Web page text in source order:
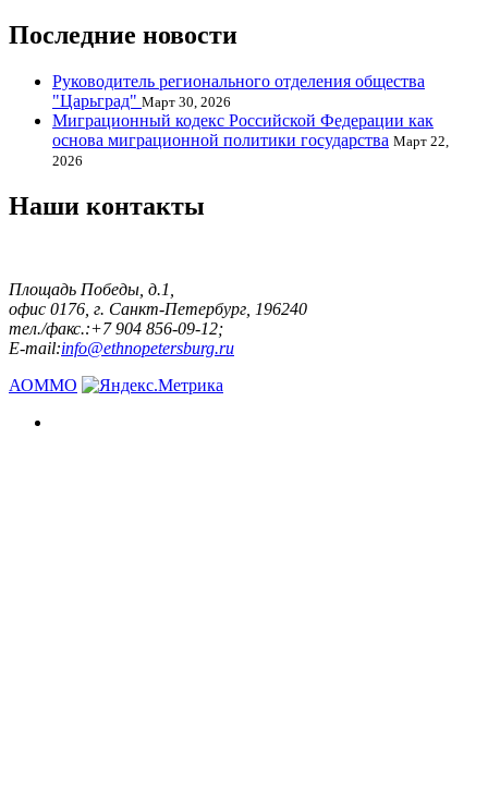
Последние новости
Руководитель регионального отделения общества
"Царьград" Март 30, 2026
Миграционный кодекс Российской Федерации как
основа миграционной политики государства Март 22,
2026
Наши контакты
Площадь Победы, д.1,
офис 0176, г. Санкт-Петербург, 196240
тел./факс.:+7 904 856-09-12;
E-mail:info@ethnopetersburg.ru
АОММО